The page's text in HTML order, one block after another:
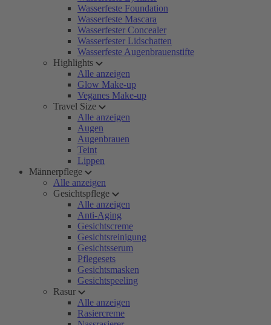
Wasserfeste Foundation
Wasserfeste Mascara
Wasserfester Concealer
Wasserfester Lidschatten
Wasserfeste Augenbrauenstifte
Highlights
Alle anzeigen
Glow Make-up
Veganes Make-up
Travel Size
Alle anzeigen
Augen
Augenbrauen
Teint
Lippen
Männerpflege
Alle anzeigen
Gesichtspflege
Alle anzeigen
Anti-Aging
Gesichtscreme
Gesichtsreinigung
Gesichtsserum
Pflegesets
Gesichtsmasken
Gesichtspeeling
Rasur
Alle anzeigen
Rasiercreme